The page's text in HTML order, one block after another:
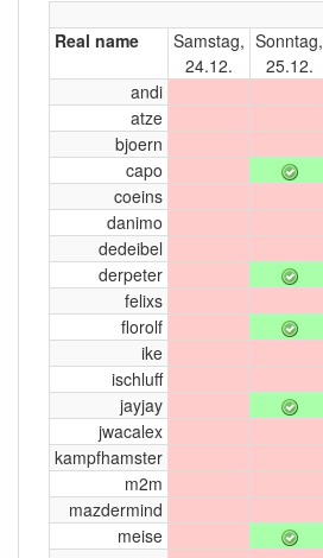
Real name
Samstag,
24.12.
Sonntag,
25.12.
andi
atze
bjoern
capo
coeins
danimo
dedeibel
derpeter
felixs
florolf
ike
ischluff
jayjay
jwacalex
kampfhamster
m2m
mazdermind
meise